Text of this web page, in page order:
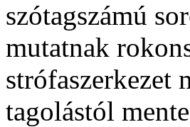
szótagszámú
mutatnak
strófaszerkezet
tagolástól